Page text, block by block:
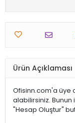
Ürün Açıklaması
Ofisinn.com'a üye
alabilirsiniz. Bunun
"Hesap Oluştur"